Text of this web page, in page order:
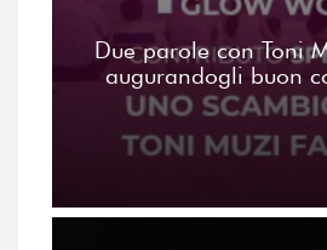
Due parole con Toni
augurandogli buon